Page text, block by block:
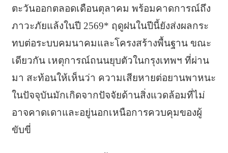
ตะวันออกตลอดเดือนตุลาคม พร้อมคาดการณ์ถึง
ภาวะภัยแล้งในปี 2569* ฤดูฝนในปีนี้ยังส่งผลกระ
ทบต่อระบบคมนาคมและโครงสร้างพื้นฐาน ขณะ
เดียวกัน เหตุการณ์ถนนยุบตัวในกรุงเทพฯ ที่ผ่าน
มา สะท้อนให้เห็นว่า ความเสียหายต่อยานพาหนะ
ในปัจจุบันมักเกิดจากปัจจัยด้านสิ่งแวดล้อมที่ไม่
อาจคาดเดาและอยู่นอกเหนือการควบคุมของผู้
ขับขี่